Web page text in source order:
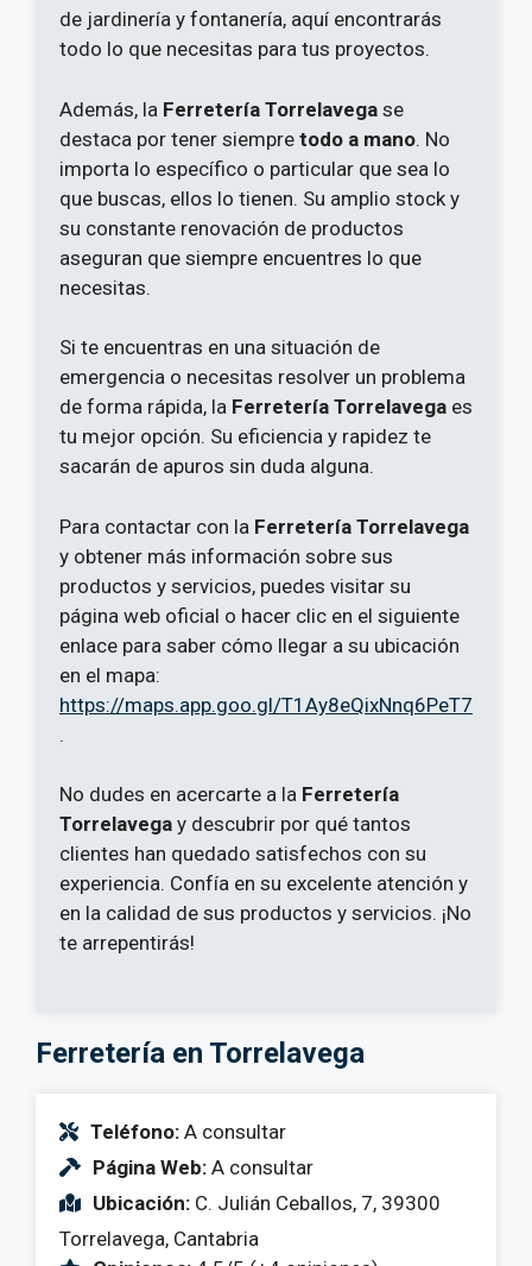
de jardinería y fontanería, aquí encontrarás
todo lo que necesitas para tus proyectos.
Además, la Ferretería Torrelavega se
destaca por tener siempre todo a mano. No
importa lo específico o particular que sea lo
que buscas, ellos lo tienen. Su amplio stock y
su constante renovación de productos
aseguran que siempre encuentres lo que
necesitas.
Si te encuentras en una situación de
emergencia o necesitas resolver un problema
de forma rápida, la Ferretería Torrelavega es
tu mejor opción. Su eficiencia y rapidez te
sacarán de apuros sin duda alguna.
Para contactar con la Ferretería Torrelavega
y obtener más información sobre sus
productos y servicios, puedes visitar su
página web oficial o hacer clic en el siguiente
enlace para saber cómo llegar a su ubicación
en el mapa:
https://maps.app.goo.gl/T1Ay8eQixNnq6PeT7
.
No dudes en acercarte a la Ferretería
Torrelavega y descubrir por qué tantos
clientes han quedado satisfechos con su
experiencia. Confía en su excelente atención y
en la calidad de sus productos y servicios. ¡No
te arrepentirás!
Ferretería en Torrelavega
Teléfono: A consultar
Página Web: A consultar
Ubicación: C. Julián Ceballos, 7, 39300
Torrelavega, Cantabria